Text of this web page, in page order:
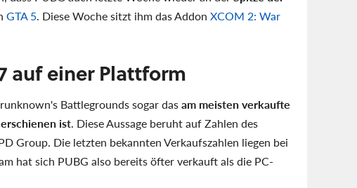
GTA 5. Diese Woche sitzt ihm das Addon XCOM 2: War
auf einer Plattform
Battlegrounds sogar dasam meisten verkaufte
ist. Diese Aussage beruht auf Zahlen des
Group. Die letzten bekannten Verkaufszahlen liegen bei
hat sich PUBG also bereits öfter verkauft als die PC-